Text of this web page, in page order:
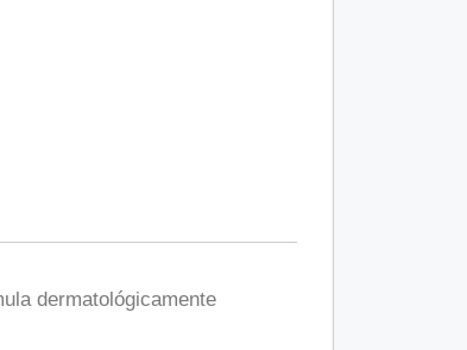
dermatológicamente